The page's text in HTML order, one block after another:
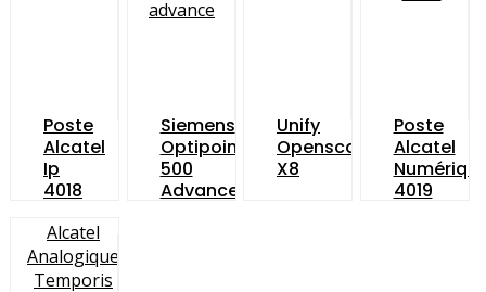
Poste
Alcatel
Ip
4018
Siemens
Optipoint
500
Advance
Unify
Openscape
X8
Poste
Alcatel
4019